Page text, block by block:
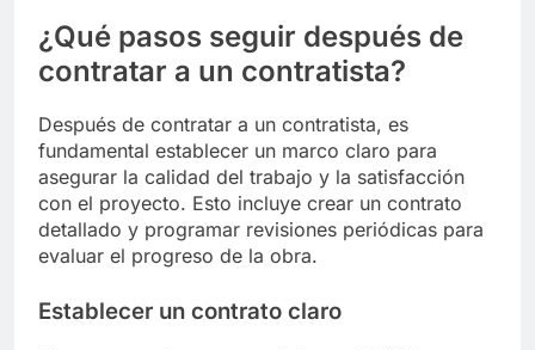
¿Qué pasos seguir después de
contratar a un contratista?
Después de contratar a un contratista, es
fundamental establecer un marco claro para
asegurar la calidad del trabajo y la satisfacción
con el proyecto. Esto incluye crear un contrato
detallado y programar revisiones periódicas para
evaluar el progreso de la obra.
Establecer un contrato claro